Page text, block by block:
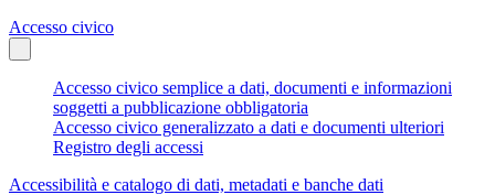
Accesso civico
Accesso civico semplice a dati, documenti e informazioni
soggetti a pubblicazione obbligatoria
Accesso civico generalizzato a dati e documenti ulteriori
Registro degli accessi
Accessibilità e catalogo di dati, metadati e banche dati